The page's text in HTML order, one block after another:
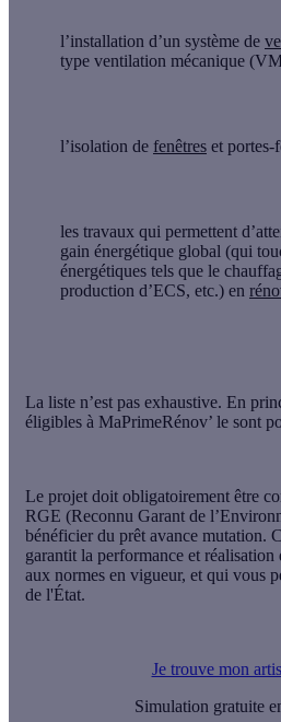
l’installation d’un système de
type ventilation mécanique
l’isolation de fenêtres et portes-
les travaux qui permettent
gain énergétique global (qui
énergétiques tels que le
production d’ECS, etc.) en
La liste n’est pas exhaustive. En
éligibles à MaPrimeRénov’ le sont
Le projet doit obligatoirement être
RGE (Reconnu Garant de
bénéficier du prêt avance mutation.
garantit la performance et
aux normes en vigueur, et qui vous
de l'État.
Je trouve mon
Simulation gratuite